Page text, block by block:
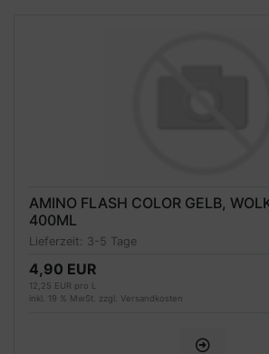
AMINO FLASH COLOR GELB,
400ML
Lieferzeit: 3-5 Tage
4,90 EUR
12,25 EUR pro L
inkl. 19 % MwSt. zzgl. Versandkosten